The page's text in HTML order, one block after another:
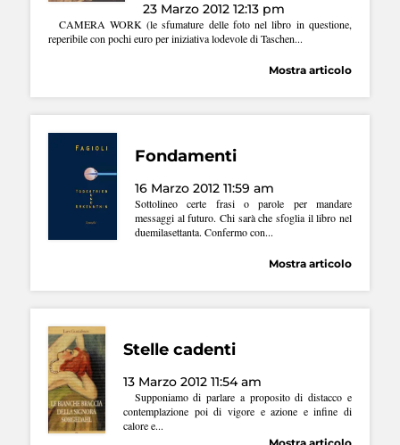
23 Marzo 2012 12:13 pm
CAMERA WORK (le sfumature delle foto nel libro in questione,
reperibile con pochi euro per iniziativa lodevole di Taschen...
Mostra articolo
Fondamenti
16 Marzo 2012 11:59 am
Sottolineo certe frasi o parole per mandare
messaggi al futuro. Chi sarà che sfoglia il libro nel
duemilasettanta. Confermo con...
Mostra articolo
Stelle cadenti
13 Marzo 2012 11:54 am
Supponiamo di parlare a proposito di distacco e
contemplazione poi di vigore e azione e infine di
calore e...